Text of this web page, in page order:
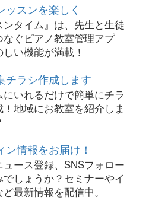
ッスンを楽しく
ンタイム』は、先生と生徒
なぐピアノ教室管理アプ
しい機能が満載！
チラシ作成します
にいれるだけで簡単にチラ
！地域にお教室を紹介しま
ン情報をお届け！
ュース登録、SNSフォロー
でしょうか？セミナーやイ
最新情報を配信中。